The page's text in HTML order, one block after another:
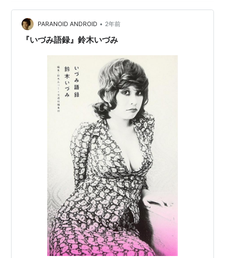
1986年2月17日、異常な速度で燃焼した36年7ヶ月の生
に、首吊り自殺で終止符を打つ。
amazon:鈴木いづみ
PARANOID ANDROID • 2年前
『いづみ語録』鈴木いづみ